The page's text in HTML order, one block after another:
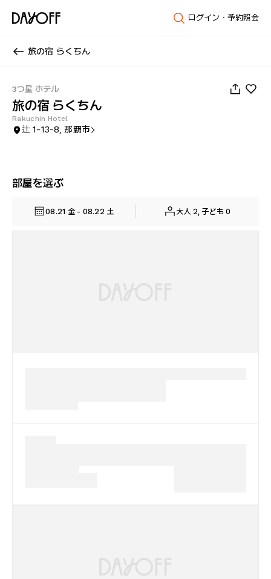
ログイン・予約照会
旅の宿 らくちん
3つ星 ホテル
旅の宿 らくちん
Rakuchin Hotel
辻 1-13-8, 那覇市
部屋を選ぶ
08.21 金 - 08.22 土 大人 2, 子ども 0